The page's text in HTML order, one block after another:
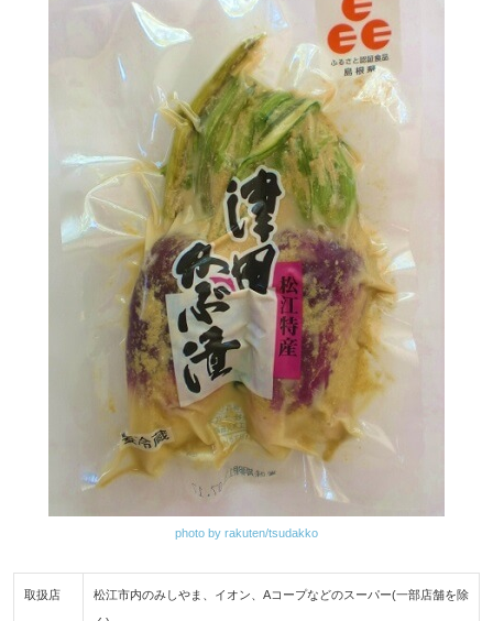
photo by rakuten/tsudakko
取扱店 松江市内のみしやま、イオン、Aコープなどのスーパー(一部店舗を除